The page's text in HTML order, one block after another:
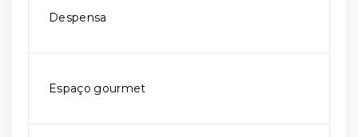
Despensa
Espaço gourmet